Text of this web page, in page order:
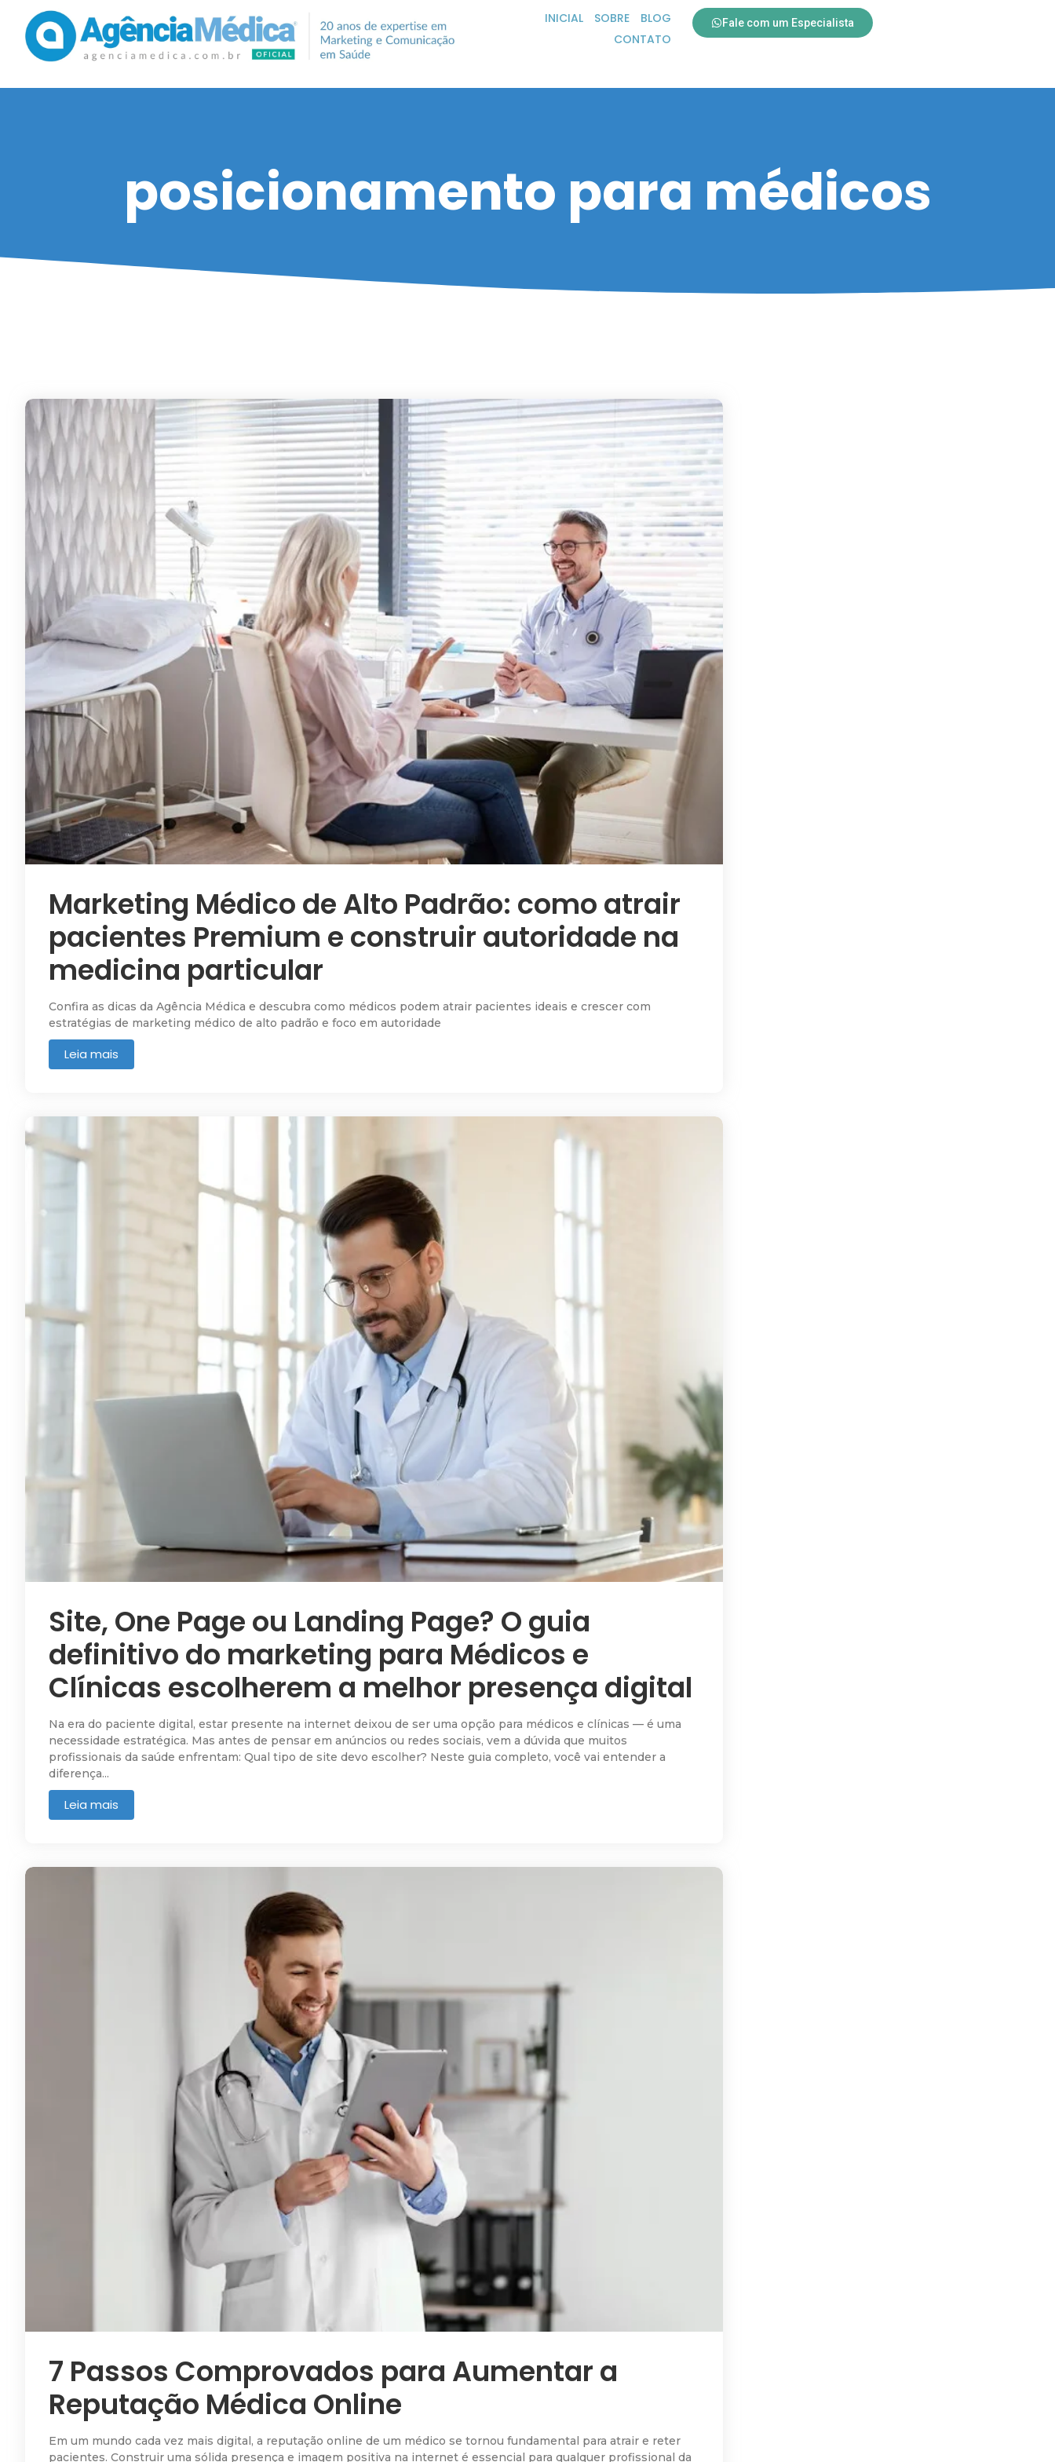
INICIAL SOBRE
BLOG
CONTATO
Fale com um Especialista
posicionamento para médicos
Marketing Médico de Alto Padrão: como atrair
pacientes Premium e construir autoridade na
medicina particular
Confira as dicas da Agência Médica e descubra como médicos podem atrair pacientes ideais e crescer com
estratégias de marketing médico de alto padrão e foco em autoridade
Leia mais
Site, One Page ou Landing Page? O guia
definitivo do marketing para Médicos e
Clínicas escolherem a melhor presença digital
Na era do paciente digital, estar presente na internet deixou de ser uma opção para médicos e clínicas — é uma
necessidade estratégica. Mas antes de pensar em anúncios ou redes sociais, vem a dúvida que muitos
profissionais da saúde enfrentam: Qual tipo de site devo escolher? Neste guia completo, você vai entender a
diferença...
Leia mais
7 Passos Comprovados para Aumentar a
Reputação Médica Online
Em um mundo cada vez mais digital, a reputação online de um médico se tornou fundamental para atrair e reter
pacientes. Construir uma sólida presença e imagem positiva na internet é essencial para qualquer profissional da